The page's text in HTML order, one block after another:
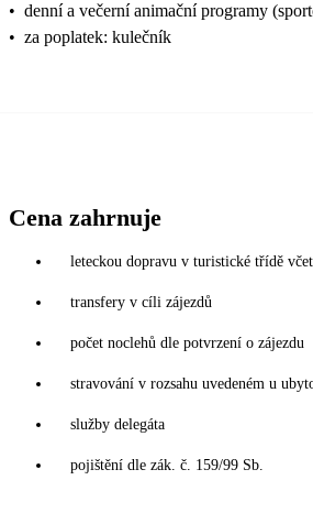
• denní a večerní animační programy
• za poplatek: kulečník
Cena zahrnuje
leteckou dopravu v turistické třídě
transfery v cíli zájezdů
počet noclehů dle potvrzení o zájezdu
stravování v rozsahu uvedeném u
služby delegáta
pojištění dle zák. č. 159/99 Sb.